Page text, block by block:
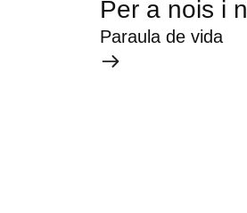
Per a nois i
Paraula de vida